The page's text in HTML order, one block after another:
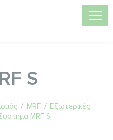
S
/ MRF / Εξωτερικές
MRF S